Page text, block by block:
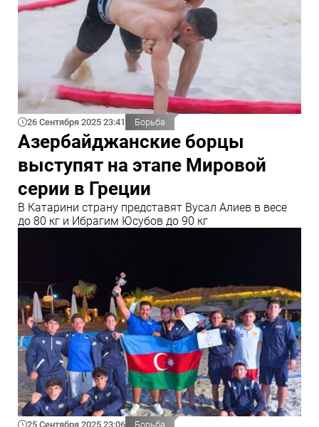
26 Сентября 2025 23:41 Борьба
Азербайджанские борцы
выступят на этапе Мировой
серии в Греции
В Катарини страну представят Вусал Алиев в весе
до 80 кг и Ибрагим Юсубов до 90 кг
25 Сентября 2025 23:06 Борьба